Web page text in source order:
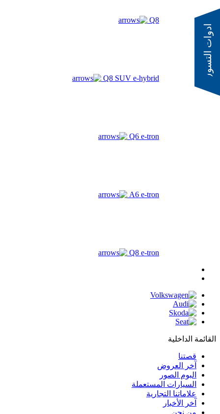
Q8
Q8 SUV e-hybrid
Q6 e-tron
A6 e-tron
Q8 e-tron
القائمة الداخلية
قصتنا
آخر العروض
البوم الصور
السيارات المستعملة
علاماتنا التجارية
آخر الأخبار
من نحن
ادوات التسوق